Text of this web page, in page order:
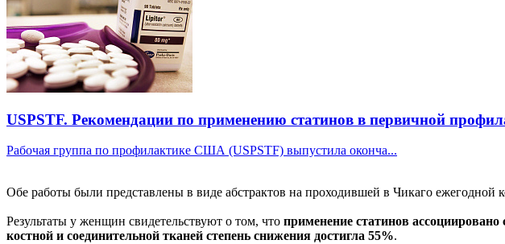
USPSTF. Рекомендации по применению статинов в первичной
Рабочая группа по профилактике США (USPSTF) выпустила оконча...
Обе работы были представлены в виде абстрактов на проходившей в Чикаго
Результаты у женщин свидетельствуют о том, что применение статинов
костной и соединительной тканей степень снижения достигла 55%.